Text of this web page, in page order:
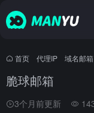
首页 代理IP 域名邮箱
脆球邮箱
3个月前更新